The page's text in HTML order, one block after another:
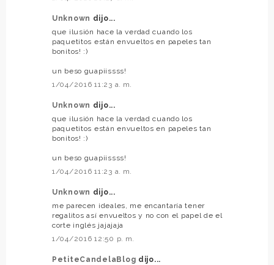
Unknown dijo...
que ilusión hace la verdad cuando los
paquetitos están envueltos en papeles tan
bonitos! :)
un beso guapiissss!
1/04/2016 11:23 a. m.
Unknown dijo...
que ilusión hace la verdad cuando los
paquetitos están envueltos en papeles tan
bonitos! :)
un beso guapiissss!
1/04/2016 11:23 a. m.
Unknown dijo...
me parecen ideales, me encantaría tener
regalitos así envueltos y no con el papel de el
corte inglés jajajaja
1/04/2016 12:50 p. m.
PetiteCandelaBlog dijo...